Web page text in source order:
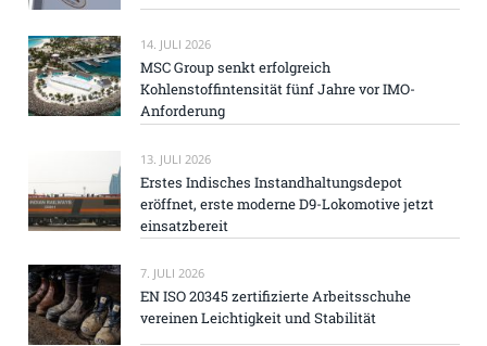
14. JULI 2026
MSC Group senkt erfolgreich
Kohlenstoffintensität fünf Jahre vor IMO-
Anforderung
13. JULI 2026
Erstes Indisches Instandhaltungsdepot
eröffnet, erste moderne D9-Lokomotive jetzt
einsatzbereit
7. JULI 2026
EN ISO 20345 zertifizierte Arbeitsschuhe
vereinen Leichtigkeit und Stabilität